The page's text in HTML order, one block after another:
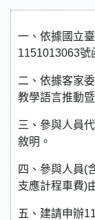
一、依據國立
1151013063號
二、依據客家
教學語言推動
三、參與人員
敘明。
四、參與人員(
支應計程車費)
五、建請申辦